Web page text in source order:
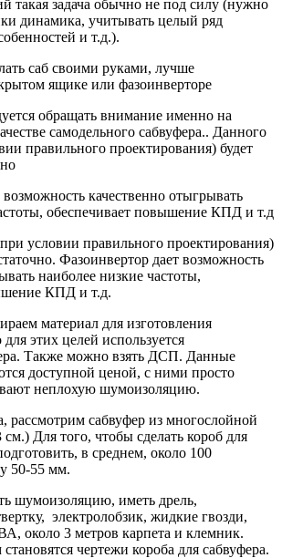
такая задача обычно не под силу (нужно
динамика, учитывать целый ряд
и т.д.).
саб своими руками, лучше
ящике или фазоинверторе
обращать внимание именно на
самодельного сабвуфера.. Данного
правильного проектирования) будет
качественно отыгрывать
обеспечивает повышение КПД и т.д
условии правильного проектирования)
Фазоинвертор дает возможность
наиболее низкие частоты,
КПД и т.д.
материал для изготовления
этих целей используется
Также можно взять ДСП. Данные
доступной ценой, с ними просто
неплохую шумоизоляцию.
рассмотрим сабвуфер из многослойной
Для того, чтобы сделать короб для
в среднем, около 100
50-55 мм.
шумоизоляцию, иметь дрель,
электролобзик, жидкие гвозди,
около 3 метров карпета и клемник.
чертежи короба для сабвуфера.